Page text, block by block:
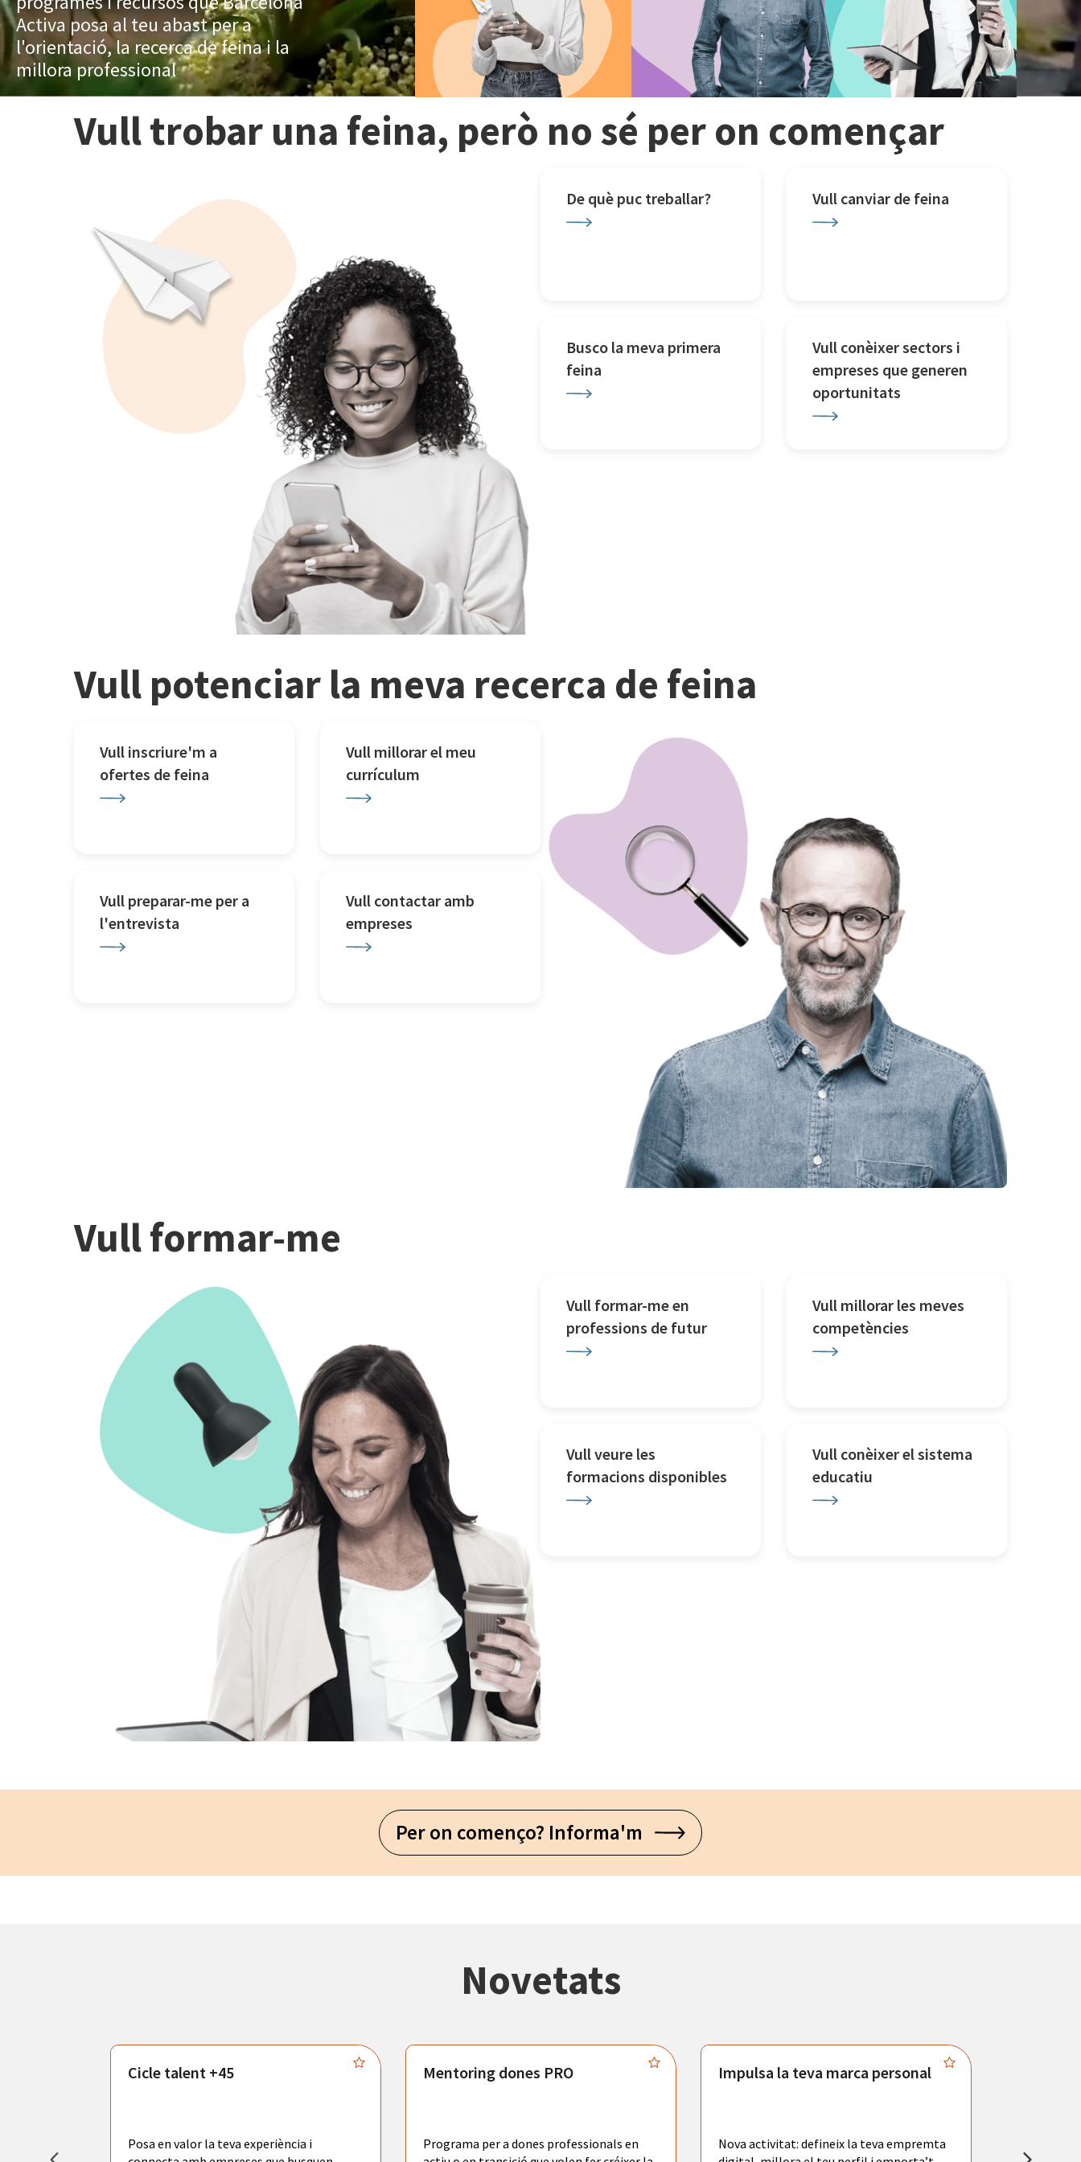
Activa posa al teu abast per a
l'orientació, la recerca de feina i la
millora professional
Vull trobar una feina, però no sé per on començar
De què puc treballar? Vull canviar de feina
Busco la meva primera
feina
Vull conèixer sectors i
empreses que generen
oportunitats
Vull potenciar la meva recerca de feina
Vull inscriure'm a
ofertes de feina
Vull millorar el meu
currículum
Vull preparar-me per a
l'entrevista
Vull contactar amb
empreses
Vull formar-me
Vull formar-me en
professions de futur
Vull millorar les meves
competències
Vull veure les
formacions disponibles
Vull conèixer el sistema
educatiu
Per on començo? Informa'm
Novetats
Cicle talent +45
Posa en valor la teva experiència i
Mentoring dones PRO
Programa per a dones professionals en
Impulsa la teva marca personal
Nova activitat: defineix la teva empremta